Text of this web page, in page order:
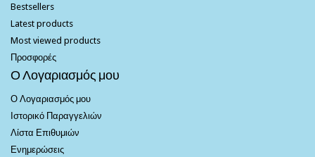
Bestsellers
Latest products
Most viewed products
Προσφορές
Ο Λογαριασμός μου
Ο Λογαριασμός μου
Ιστορικό Παραγγελιών
Λίστα Επιθυμιών
Ενημερώσεις